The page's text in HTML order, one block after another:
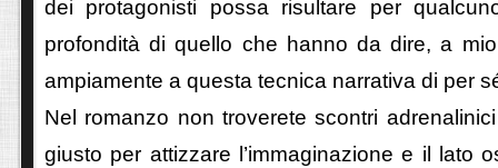
dei protagonisti possa risultare per
profondità di quello che hanno da dire, a
ampiamente a questa tecnica narrativa di per
Nel romanzo non troverete scontri
giusto per attizzare l’immaginazione e il lato